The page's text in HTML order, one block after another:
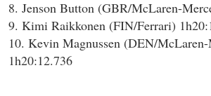
8. Jenson Button (GBR/McLaren-
9. Kimi Raikkonen (FIN/Ferrari)
10. Kevin Magnussen (DEN/McLaren-
1h20:12.736